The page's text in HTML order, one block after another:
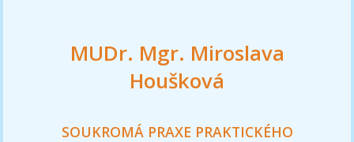
MUDr. Mgr. Miroslava
Houšková
SOUKROMÁ PRAXE PRAKTICKÉHO